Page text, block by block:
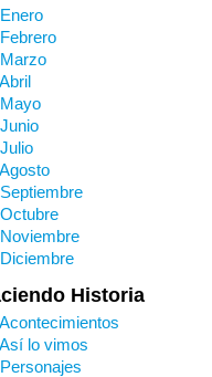
Enero
Febrero
Marzo
Abril
Mayo
Junio
Julio
Agosto
Septiembre
Octubre
Noviembre
Diciembre
Historia
Acontecimientos
Así lo vimos
Personajes